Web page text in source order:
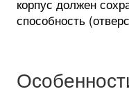
корпус должен
способность